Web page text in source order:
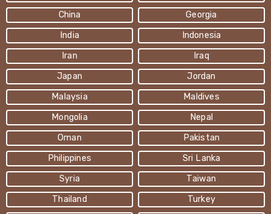
China
Georgia
India
Indonesia
Iran
Iraq
Japan
Jordan
Malaysia
Maldives
Mongolia
Nepal
Oman
Pakistan
Philippines
Sri Lanka
Syria
Taiwan
Thailand
Turkey